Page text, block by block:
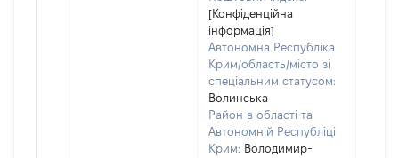
[Конфіденційна
інформація]
Автономна Республіка
Крим/область/місто зі
спеціальним статусом:
Волинська
Район в області та
Автономній Республіці
Крим: Володимир-